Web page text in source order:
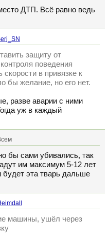
ДТП. Всё равно ведь
защиту от
поведения
скорости в привязке к
бы желание, но его нет.
разве аварии с ними
уж в каждый
бы сами убивались, так
им максимум 5-12 лет
будет эта тварь дальше
машины, ушёл через